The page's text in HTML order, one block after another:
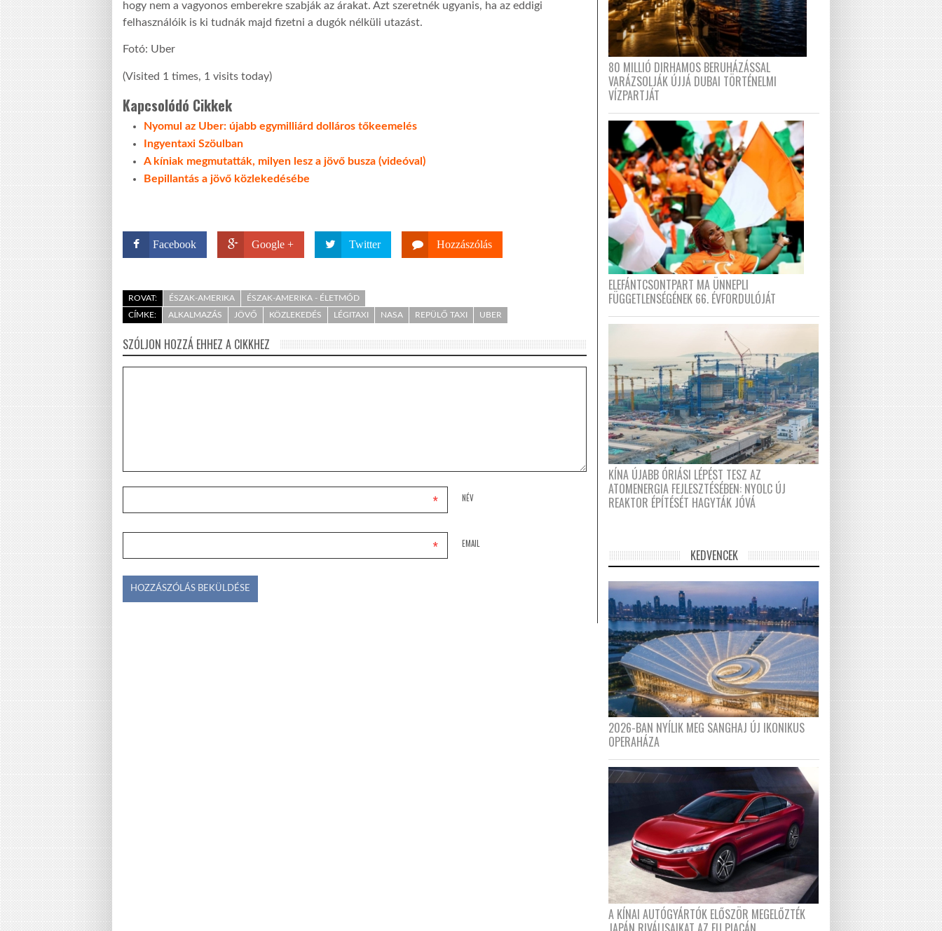
hogy nem a vagyonos emberekre szabják az árakat. Azt szeretnék ugyanis, ha az eddigi
felhasználóik is ki tudnák majd fizetni a dugók nélküli utazást.
Fotó: Uber
(Visited 1 times, 1 visits today)
Kapcsolódó Cikkek
Nyomul az Uber: újabb egymilliárd dolláros tőkeemelés
Ingyentaxi Szöulban
A kíniak megmutatták, milyen lesz a jövő busza (videóval)
Bepillantás a jövő közlekedésébe
Facebook Google + Twitter Hozzászólás
ROVAT: ÉSZAK-AMERIKA
ÉSZAK-AMERIKA - ÉLETMÓD
CÍMKE:
ALKALMAZÁS JÖVŐ KÖZLEKEDÉS LÉGITAXI NASA REPÜLŐ TAXI UBER
SZÓLJON HOZZÁ EHHEZ A CIKKHEZ
NÉV
*
EMAIL
*
80 MILLIÓ DIRHAMOS BERUHÁZÁSSAL
VARÁZSOLJÁK ÚJJÁ DUBAI TÖRTÉNELMI
VÍZPARTJÁT
ELEFÁNTCSONTPART MA ÜNNEPLI
FÜGGETLENSÉGÉNEK 66. ÉVFORDULÓJÁT
KÍNA ÚJABB ÓRIÁSI LÉPÉST TESZ AZ
ATOMENERGIA FEJLESZTÉSÉBEN: NYOLC ÚJ
REAKTOR ÉPÍTÉSÉT HAGYTÁK JÓVÁ
KEDVENCEK
2026-BAN NYÍLIK MEG SANGHAJ ÚJ IKONIKUS
OPERAHÁZA
A KÍNAI AUTÓGYÁRTÓK ELŐSZÖR MEGELŐZTÉK